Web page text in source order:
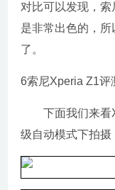
对比可以发现，
是非常出色的，
了。
6索尼Xperia Z1评
下面我们来看
级自动模式下拍摄